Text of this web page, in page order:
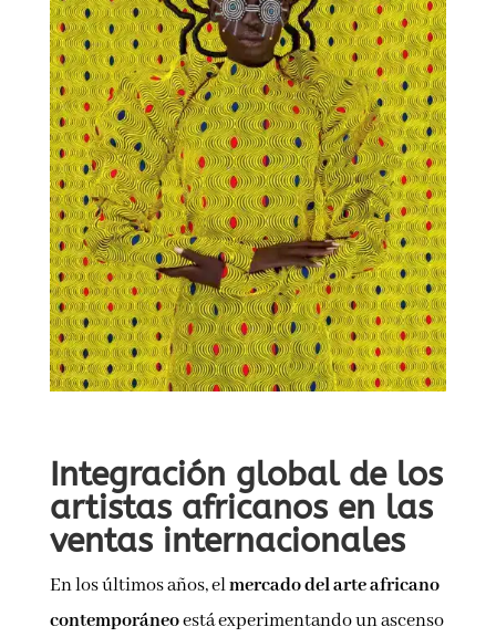
Integración global de los
artistas africanos en las
ventas internacionales
En los últimos años, elmercado del arte africano
contemporáneoestá experimentando un ascenso